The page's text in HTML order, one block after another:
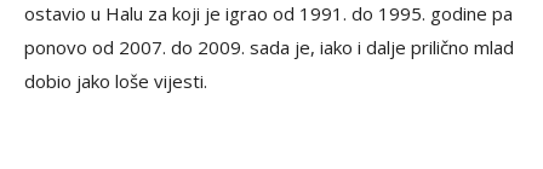
ostavio u Halu za koji je igrao od 1991. do 1995. godine pa
ponovo od 2007. do 2009. sada je, iako i dalje prilično mlad
dobio jako loše vijesti.